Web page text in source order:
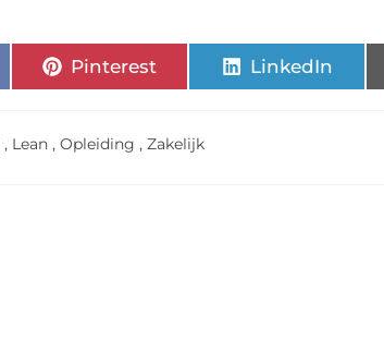
Pinterest LinkedIn
, Lean ,Opleiding ,Zakelijk